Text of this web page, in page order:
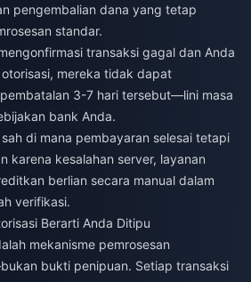
pengembalian dana yang tetap
standar.
transaksi gagal dan Anda
mereka tidak dapat
3-7 hari tersebut—lini masa
bank Anda.
di mana pembayaran selesai tetapi
karena kesalahan server, layanan
berlian secara manual dalam
verifikasi.
Berarti Anda Ditipu
mekanisme pemrosesan
bukti penipuan. Setiap transaksi